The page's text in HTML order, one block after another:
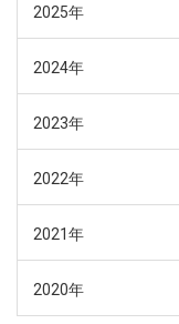
2025年
2024年
2023年
2022年
2021年
2020年